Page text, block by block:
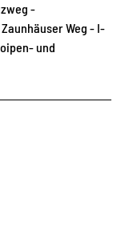
-
Weg - I-
und